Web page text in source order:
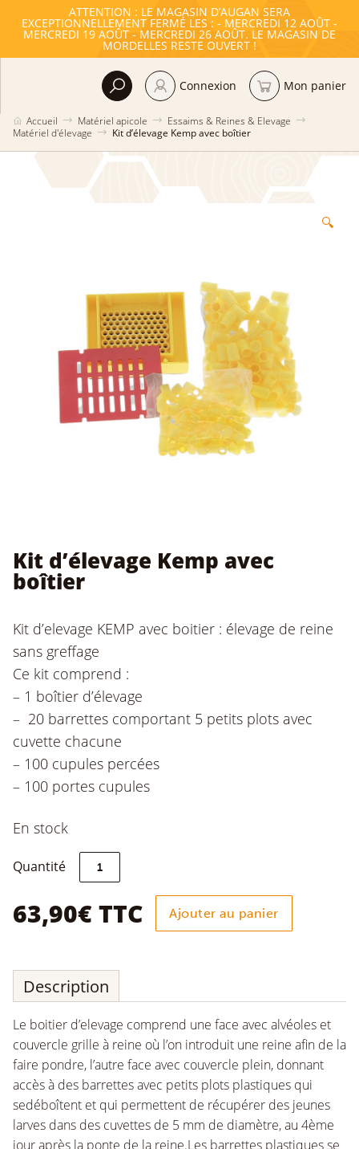
ATTENTION : LE MAGASIN D’AUGAN SERA
EXCEPTIONNELLEMENT FERMÉ LES : - MERCREDI 12 AOÛT -
MERCREDI 19 AOÛT - MERCREDI 26 AOÛT. LE MAGASIN DE
MORDELLES RESTE OUVERT !
Accueil Matériel apicole
Essaims & Reines & Elevage
Matériel d'élevage
Kit d’élevage Kemp avec boîtier
Connexion Mon panier
🔍
Kit d’élevage Kemp avec
boîtier
Kit d’elevage KEMP avec boitier : élevage de reine
sans greffage
Ce kit comprend :
– 1 boîtier d’élevage
– 20 barrettes comportant 5 petits plots avec
cuvette chacune
– 100 cupules percées
– 100 portes cupules
En stock
Quantité quantité
Kit
d'élevage
Kemp
63,90€ TTC Ajouter au panier
Description
Le boitier d’elevage comprend une face avec alvéoles et
couvercle grille à reine où l’on introduit une reine afin de la
faire pondre, l’autre face avec couvercle plein, donnant
accès à des barrettes avec petits plots plastiques qui
sedéboîtent et qui permettent de récupérer des jeunes
larves dans des cuvettes de 5 mm de diamètre, au 4ème
jour après la ponte de la reine.Les barrettes plastiques se